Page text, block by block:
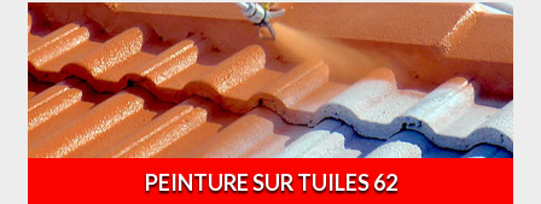
PEINTURE SUR TUILES 62